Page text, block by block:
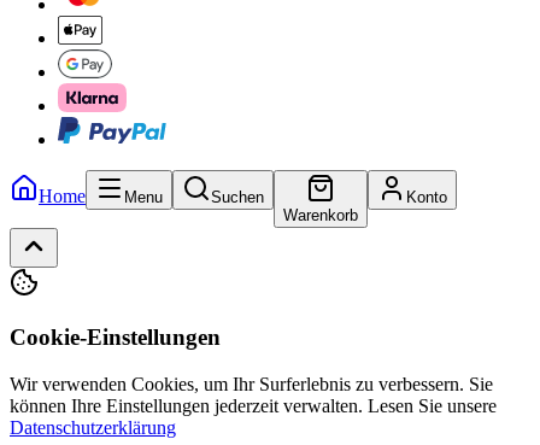
Home Menu
Suchen
Warenkorb
Konto
Cookie-Einstellungen
Wir verwenden Cookies, um Ihr Surferlebnis zu verbessern. Sie
können Ihre Einstellungen jederzeit verwalten. Lesen Sie unsere
Datenschutzerklärung